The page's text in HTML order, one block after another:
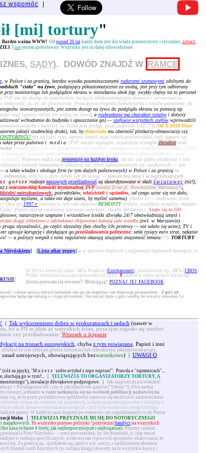
wspomóc
[mi] tortury"
Bardzo ważna WWW!Od ponad 30 latkażdy dom jest dla władz przezroczysty i słyszalny, zobacz,
I niejestem gołosłowny. Wszystko jest tu dalej udowodnione.
SĄDY). DOWÓD ZNAJDŹ W RAMCE
, w Polsce i za granicą, bardzo wysoko poumieszczanymi radarami szumowymi zdolnymi do
"ciała" na żywo , podążający półautomatycznie za osobą, jest przy tym odbierany
przy monitoringu lub podglądzie ekranu w mieszkaniu obok (np. zwykły chętny na to personel
TVP ma też dostęp do podsłuchów na łącza telekomunikacyjne domowe i serwerowe za
elektroniki, m. in. do procesorów. Prawdziwa tragedia humanitarna i totalne poniżanie, do
stowarzyszonych, jest zatem dostęp na żywo do podglądu ekranu za pomocą np.
tego typowo raczej nie widzą na żywo) , a rozkradanie ma charakter totalnyi dotyczy
wchodzenie do budynku i opuszczanie go) — szefowie wszystkich szefów wprowadzili
podatku i korzyści; za Tuska taki postęp, że aż podnieśli VAT(!!!)) Od X/2010 Piotr
jakiejś studenckiej draki), tak, by dokuczała mu obecność plotkarzy-obmawiaczy czy
raz na jakiś czas, oprócz innych zajęć takich pracowników, czyli typowo np.
także przez państwo i media (TVP nasyła szpiegów, organizuje występki/zbrodnieoraz
[obserwują to m. in. przedstawiciele mediów i zaangażowani podsłuchowo ludzie z firm
komórce podsłuchowej w sąsiedztwie, z komputerem i odbiornikiem fal, oraz
; Piotrowi mafia się prezentuje na każdym kroku , od lat, jak gdyby plotkował o nim
blokady komunikacji tekstowej np. stron ogłoszeniowych czy randkowych — tym
— a także władze i obsługa firm (w tym dużych państwowych) w Polsce i za granicą —
codziennie , niby to o czym innym lub do kolegi — zawsze kto inny i w najróżniejszych
gorsze rodzaje masowych prześladowań są skoordynowane w skali światowej (sic!)
z warszawskiej komórki kryminalnej TVP (studio D na pl. Powstańców Warszawy?)
mieszkaniowych , pośredników, właścicieli i sąsiadów , od czego uciec się nie dało;
myślami, a także nie daje szans, by myśleć samemu). (Radio to — nadawane przez
Otóż po 1997 r. robiono w tym celu masowe REMONTYbloków, wszelkich urzędów, sklepów
Polsce można centralnie sterować umysłami, choćby delikatnie.) Stało się to OD
natarczywie szeptane i wrzaskliwe ścieżki dźwięku 24/7 obezwładniają umysł i
drągi żelbetowe z odcinkami chipowymi katują całe osiedla (zwł. w Warszawie).
progu słyszalności, po części słyszalny (bez choćby 10s przerwy — nie udało się uciec); TV i
opisuje korupcję i dotykające go prześladowania polityczne: setki tysięcy euro strat, nękanie
— a politycy wespół z nimi regularnie okazują aluzjami znajomość tematu(!!!) TORTURY
Niżyńskiego] [Lista ofiar grupy] – w sprawie błędnych i najpewniej kupionych koncepcji co
]
W 2014 r. telewizji ufało: 56% Polaków (Eurobarometr), prokuraturze itp.: 28% (CBOS)
Pomoc mieszkaniową zaproponowało od 2013: 0 (nawet w innej sprawie nie piszą)
Strona przestała się otwierać? Blokują ją? POZNAJ JEJ FACEBOOK
i własne sprawy, których normalnie nikt mu nie nagłaśnia i nie obserwuje permanentnie... Z góry od
będącego intruzją w czyjąś prywatność. Oni tam już może z góry wiedzą, bo wszyscy ustawieni. Co
Tak wykorzeniono dobro w prokuraturach i sądach (nawet w
bo u PN to idzie ze wszystkich ścian, poza tym nagrało się niezbyt
czy prześladowanie. Wniosek o ściganie
na tronach europejskich , chyba z tym powiązana . Papież i inni
(w tym także po prostu istnienia) lub członkostwa jakiejkolwiek grupy,
ustrojowych, obowiązujących bezwarunkowo) | UWAGI O
(cóż za język), "Możesz sobie artykuł z tego napisać". Prawda o "tajemnicach"...
słuchają go w tym?...
TELEWIZJA TO ORGANIZATORZY TORTURY, A
instalacje dźwiękowe-podprogowe.
Jak najprościej potwierdzić
= Polskapresse itd.) czy w jakiejkolwiek gazecie ("Oferta"?). Owe media
cenzury, jednakże w razie natknięcia się na swobodę publikacji najłatwiej na
się, że to przez pośrednictwo spółdzielni załatwia się możliwość zamieszczenia
można też usłyszeć od znajomych, zwłaszcza przedsiębiorców z siedzibą w
jakieś darmowe mieszkania zastępcze, czyli była możliwość swego rodzaju
gminy. W każdym razie dopiero po remoncie i po uzgodnieniach co do Piotra
bloku.
TELEWIZJA PRZYZNAJE MI SIĘ DO NOTORYCZNEGO
majątkowych. To wszystko przejaw polityki "pożyteczni bandycina wszystkich
kasa (własne 4 litery, jak najbezpieczniejsze i najbogatsze). Poprzez szantaż
Piotr Niżyński) — rzecz powszechna; by źle doradzali, tj. idąc mniej
w rodzaju specyficznych, wcale nie tak typowych sposobów okazywania, że
itp. Za granicą np. spotkałem się, oprócz ww. rzeczy, z opóźnianiem złożenia
firemek osób fizycznych (w rodzaju knajp) dowody na te wszystkie kwoty i